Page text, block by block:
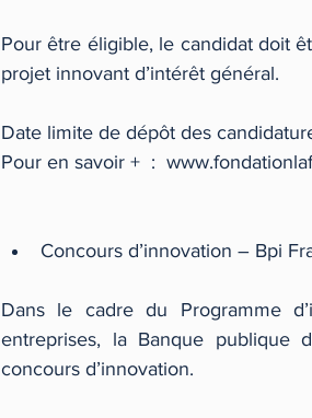
Pour être éligible, le candidat doit
projet innovant d’intérêt général.
Date limite de dépôt des
Pour en savoir +  :
Concours d’innovation – Bpi
Dans le cadre du Programme
entreprises, la Banque publique
concours d’innovation.